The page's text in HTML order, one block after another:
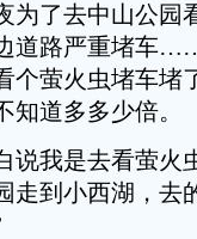
为了去中山公园
道路严重堵车
个萤火虫堵车堵
道多多少倍。
我是去看萤火
走到小西湖，去